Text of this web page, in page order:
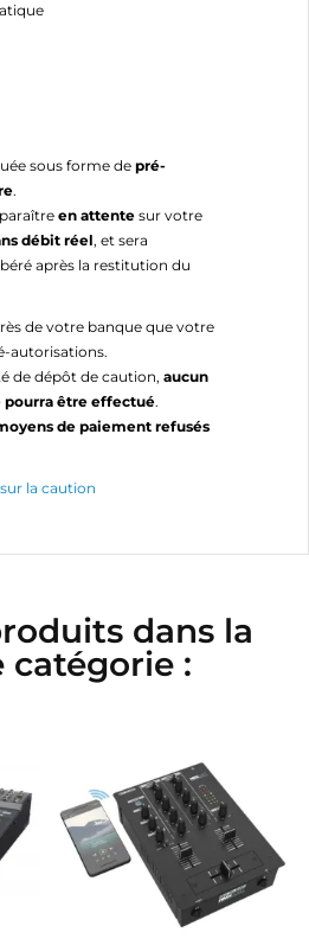
sous forme de pré-
.
en attente sur votre
débit réel, et sera
après la restitution du
de votre banque que votre
autorisations.
de dépôt de caution, aucun
être effectué.
de paiement refusés
la caution
dans la
catégorie :